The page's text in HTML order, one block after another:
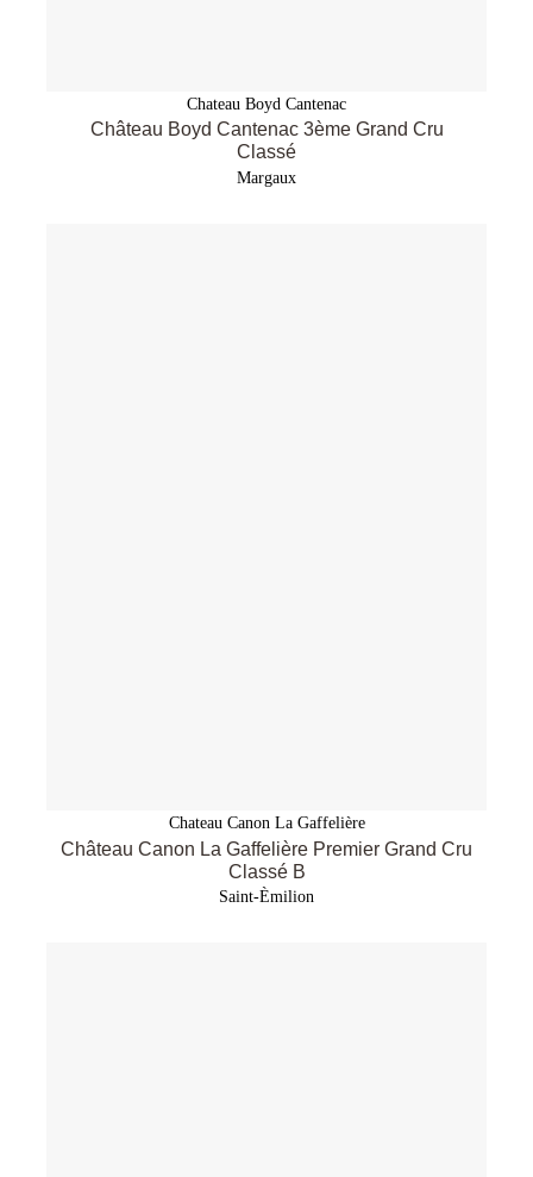
Chateau Boyd Cantenac
Château Boyd Cantenac 3ème Grand Cru
Classé
Margaux
Chateau Canon La Gaffelière
Château Canon La Gaffelière Premier Grand Cru
Classé B
Saint-Èmilion